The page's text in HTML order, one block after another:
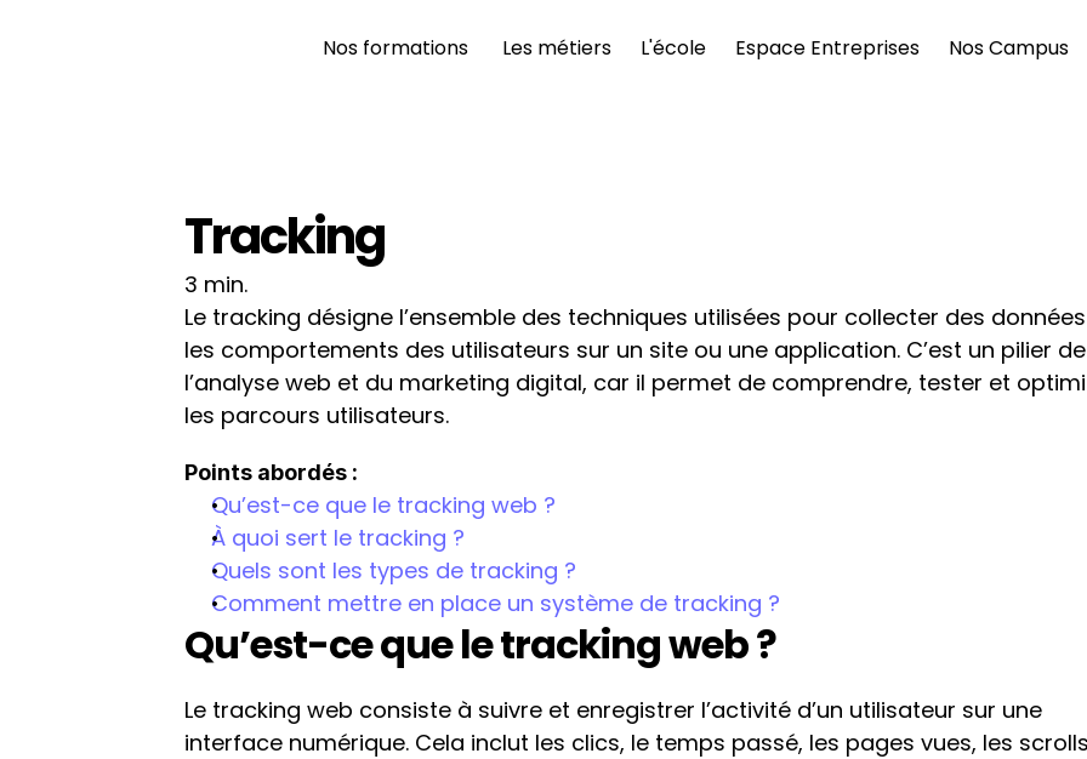
Nos formations Les métiers L'école Espace Entreprises Nos Campus
Tracking
3 min.
Le tracking désigne l’ensemble des techniques utilisées pour collecter des
les comportements des utilisateurs sur un site ou une application. C’est un pilier de
l’analyse web et du marketing digital, car il permet de comprendre, tester et
les parcours utilisateurs.
Points abordés :
Qu’est-ce que le tracking web ?
À quoi sert le tracking ?
Quels sont les types de tracking ?
Comment mettre en place un système de tracking ?
Qu’est-ce que le tracking web ?
Le tracking web consiste à suivre et enregistrer l’activité d’un utilisateur sur une
interface numérique. Cela inclut les clics, le temps passé, les pages vues, les